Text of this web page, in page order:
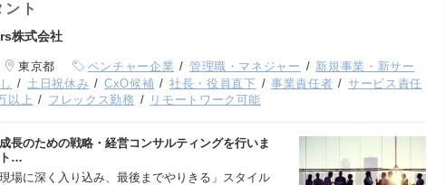
ト
株式会社
東京都 ベンチャー企業 管理職・マネジャー
新規事業・新サー
土日祝休み CxO候補 社長・役員直下 事業責任者
サービス責任
以上 フレックス勤務 リモートワーク可能
長のための戦略・経営コンサルティングを行いま
ト…
場に深く入り込み、最後までやりきる」スタイル